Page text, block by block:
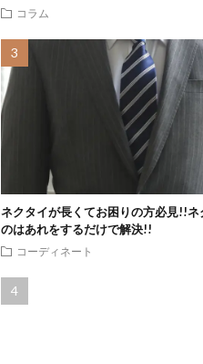
コラム
ネクタイが長くてお困りの方必見!!ネ
のはあれをするだけで解決!!
コーディネート